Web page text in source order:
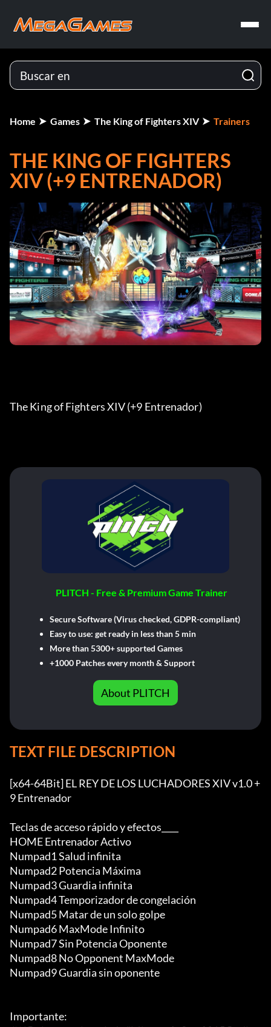
Home Games The King of Fighters XIV Trainers
THE KING OF FIGHTERS
XIV (+9 ENTRENADOR)
The King of Fighters XIV (+9 Entrenador)
PLITCH - Free & Premium Game Trainer
Secure Software (Virus checked, GDPR-compliant)
Easy to use: get ready in less than 5 min
More than 5300+ supported Games
+1000 Patches every month & Support
About PLITCH
TEXT FILE DESCRIPTION
[x64-64Bit] EL REY DE LOS LUCHADORES XIV v1.0 +
9 Entrenador
Teclas de acceso rápido y efectos____
HOME Entrenador Activo
Numpad1 Salud infinita
Numpad2 Potencia Máxima
Numpad3 Guardia infinita
Numpad4 Temporizador de congelación
Numpad5 Matar de un solo golpe
Numpad6 MaxMode Infinito
Numpad7 Sin Potencia Oponente
Numpad8 No Opponent MaxMode
Numpad9 Guardia sin oponente
Importante: